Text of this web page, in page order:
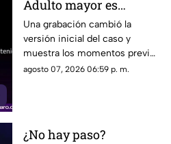
Adulto mayor es
atropell4do por tráiler;
fue empujado antes de
m0rir
Una grabación cambió la
versión inicial del caso y
muestra los momentos previos
al atropellamiento ocurrido en
agosto 07, 2026 06:59 p. m.
¿No hay paso?